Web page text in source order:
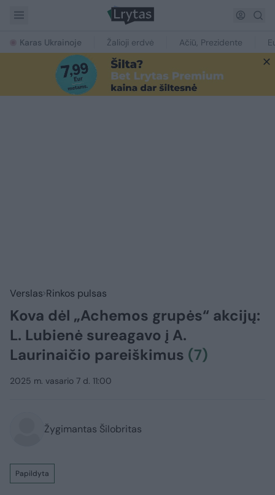
Karas Ukrainoje Žalioji erdvė Ačiū, Prezidente
Verslas Rinkos pulsas
Kova dėl „Achemos grupės“ akcijų:
L. Lubienė sureagavo į A.
Laurinaičio pareiškimus (7)
2025 m. vasario 7 d. 11:00
Žygimantas Šilobritas
Papildyta